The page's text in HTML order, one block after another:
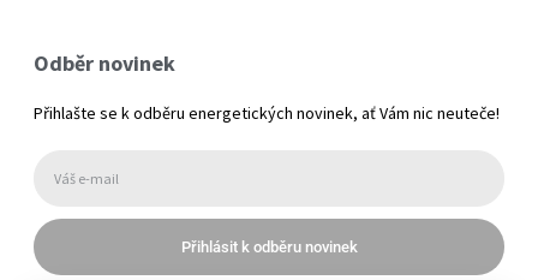
Odběr novinek
Přihlašte se k odběru energetických novinek, ať Vám nic neuteče!
Přihlásit k odběru novinek